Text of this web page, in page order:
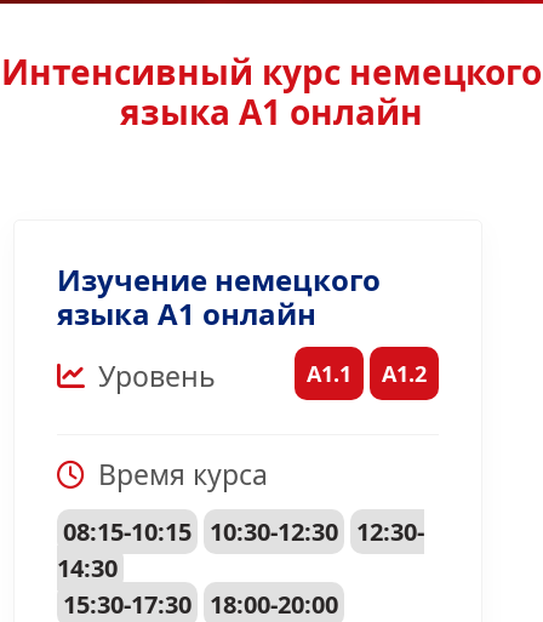
Интенсивный курс немецкого
языка A1 онлайн
Изучение немецкого
языка A1 онлайн
Уровень A1.1 A1.2
Время курса
08:15-10:15 10:30-12:30
12:30-
14:30
15:30-17:30
18:00-20:00